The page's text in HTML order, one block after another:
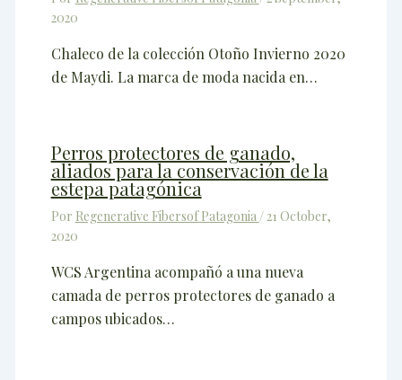
2020
Chaleco de la colección Otoño Invierno 2020
de Maydi. La marca de moda nacida en…
Perros protectores de ganado,
aliados para la conservación de la
estepa patagónica
Por Regenerative Fibersof Patagonia /21 October,
2020
WCS Argentina acompañó a una nueva
camada de perros protectores de ganado a
campos ubicados…